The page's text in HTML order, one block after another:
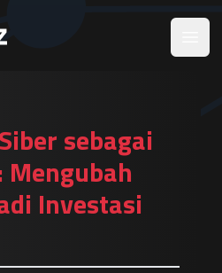
sebagai
Mengubah
Investasi